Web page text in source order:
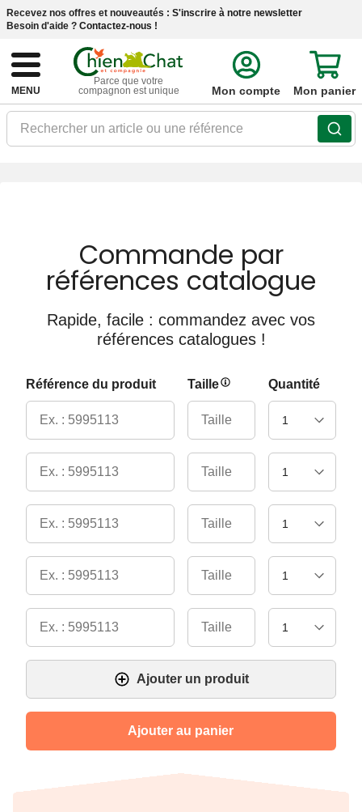
Recevez nos offres et nouveautés : S'inscrire à notre newsletter
Besoin d'aide ? Contactez-nous !
MENU
Parce que votre
compagnon est unique
Rechercher un article ou une référence
Mon compte Mon panier
Commande par
références catalogue
Rapide, facile : commandez avec vos
références catalogues !
Référence du produit Taille Quantité
Ajouter un produit
Ajouter au panier